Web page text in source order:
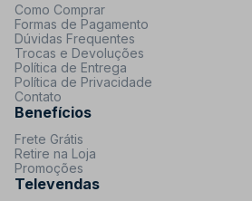
Como Comprar
Formas de Pagamento
Dúvidas Frequentes
Trocas e Devoluções
Política de Entrega
Política de Privacidade
Contato
Benefícios
Frete Grátis
Retire na Loja
Promoções
Televendas